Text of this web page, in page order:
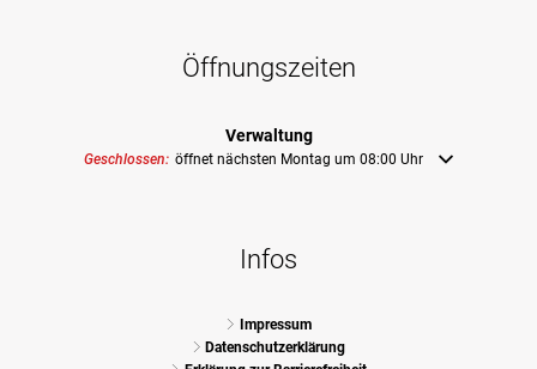
Öffnungszeiten
Verwaltung
Klicken, um weitere Öffnungs- oder Schließzeiten auszublenden
Geschlossen: öffnet nächsten Montag um 08:00 Uhr
Infos
Impressum
Datenschutzerklärung